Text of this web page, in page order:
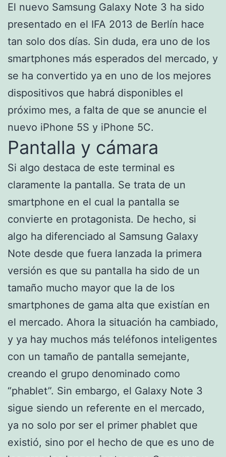
El nuevo Samsung Galaxy Note 3 ha sido
presentado en el IFA 2013 de Berlín hace
tan solo dos días. Sin duda, era uno de los
smartphones más esperados del mercado, y
se ha convertido ya en uno de los mejores
dispositivos que habrá disponibles el
próximo mes, a falta de que se anuncie el
nuevo iPhone 5S y iPhone 5C.
Pantalla y cámara
Si algo destaca de este terminal es
claramente la pantalla. Se trata de un
smartphone en el cual la pantalla se
convierte en protagonista. De hecho, si
algo ha diferenciado al Samsung Galaxy
Note desde que fuera lanzada la primera
versión es que su pantalla ha sido de un
tamaño mucho mayor que la de los
smartphones de gama alta que existían en
el mercado. Ahora la situación ha cambiado,
y ya hay muchos más teléfonos inteligentes
con un tamaño de pantalla semejante,
creando el grupo denominado como
“phablet”. Sin embargo, el Galaxy Note 3
sigue siendo un referente en el mercado,
ya no solo por ser el primer phablet que
existió, sino por el hecho de que es uno de